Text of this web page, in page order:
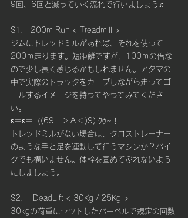
9回、6回と減っていく流れで行いましょう♫
S1.　200m Run < Treadmill >
ジムにトレッドミルがあれば、それを使って
200ｍ走ります。短距離ですが、100ｍの倍な
ので少し長く感じるかもしれません。アタマの
中で実際のトラックをカーブしながら走ってゴ
ールするイメージを持ってやってみてくださ
い。
ε＝ε＝（(69；＞Ａ＜)9) ｸｩ~！
トレッドミルがない場合は、クロストレーナー
のような手と足を連動して行うマシンか？バイ
クでも構いません。体幹を固めてぶれないよう
にしましょう。
S2. 　DeadLift < 30Kg / 25Kg >
30kgの荷重にセットしたバーベルで規定の回数